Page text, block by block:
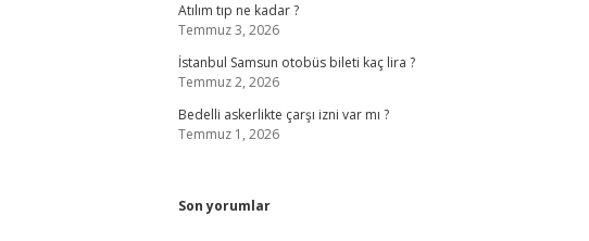
Atılım tıp ne kadar ?
Temmuz 3, 2026
İstanbul Samsun otobüs bileti kaç lira ?
Temmuz 2, 2026
Bedelli askerlikte çarşı izni var mı ?
Temmuz 1, 2026
Son yorumlar